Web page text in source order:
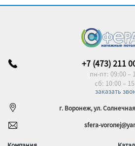
+7 (473) 211
пн-пт: 09:00 –
сб: 10:00 –
заказать
г. Воронеж, ул.
sfera-